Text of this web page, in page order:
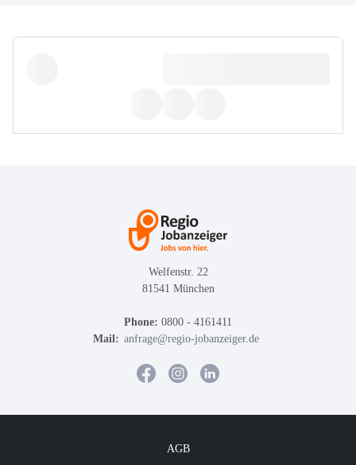
Welfenstr. 22
81541 München
Phone: 0800 - 4161411
Mail: anfrage@regio-jobanzeiger.de
AGB